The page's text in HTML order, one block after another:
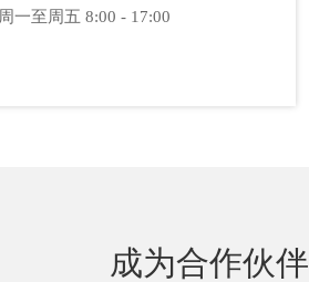
周一至周五 8:00 - 17:00
成为合作伙伴